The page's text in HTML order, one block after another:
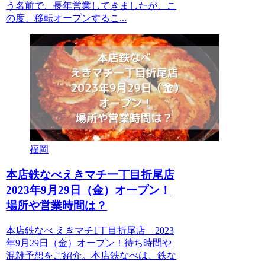
う名前で、長年営業してきましたが、こ
の度、移転オープンするこ...
福岡
本店鉄なべえきマチ一丁目折尾店
2023年9月29日（金）オープン！
場所や営業時間は？
本店鉄なべ えきマチ1丁目折尾店 2023
年9月29日（金）オープン！待ち時間や
混雑予想をご紹介。本店鉄なべは、鉄な